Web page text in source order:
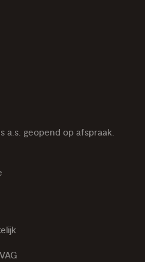
a.s. geopend op afspraak.